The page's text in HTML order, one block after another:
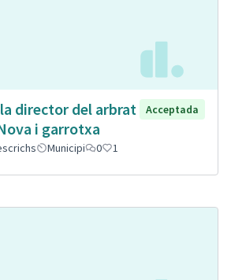
director del arbrat
i garrotxa
Acceptada
Municipi 0 1